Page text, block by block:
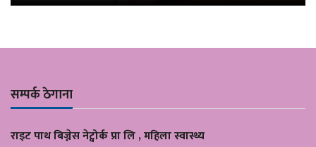
सम्पर्क ठेगाना
राइट पाथ बिज्नेस नेट्वोर्क प्रा लि , महिला स्वास्थ्य